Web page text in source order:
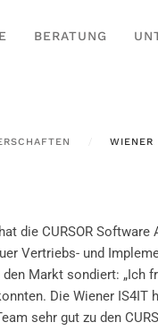
BERATUNG
die CURSOR
Vertriebs- und
Markt sondiert: „Ich
Die Wiener
sehr gut zu den